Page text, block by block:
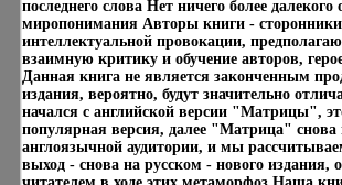
последнего слова Нет ничего более
миропонимания Авторы книги -
интеллектуальной провокации,
взаимную критику и обучение авторов,
Данная книга не является законченным
издания, вероятно, будут значительно
начался с английской версии "Матрицы",
популярная версия, далее "Матрица" снова
англоязычной аудитории, и мы
выход - снова на русском - нового издания,